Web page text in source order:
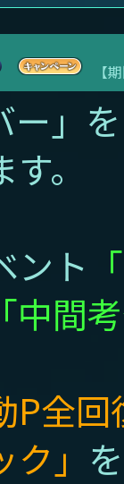
【
ー」
。
ント
「中間
P全
」